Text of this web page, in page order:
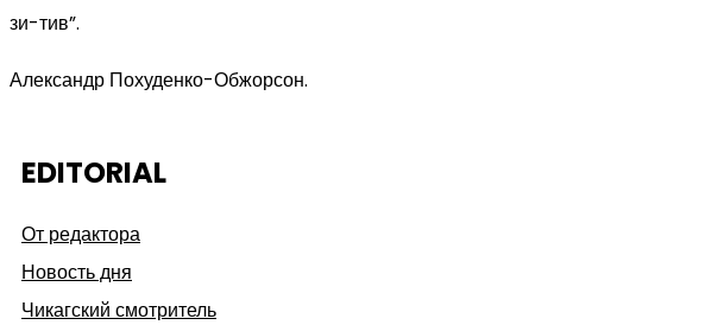
зи-тив”.
Александр Похуденко-Обжорсон.
EDITORIAL
От редактора
Новость дня
Чикагский смотритель